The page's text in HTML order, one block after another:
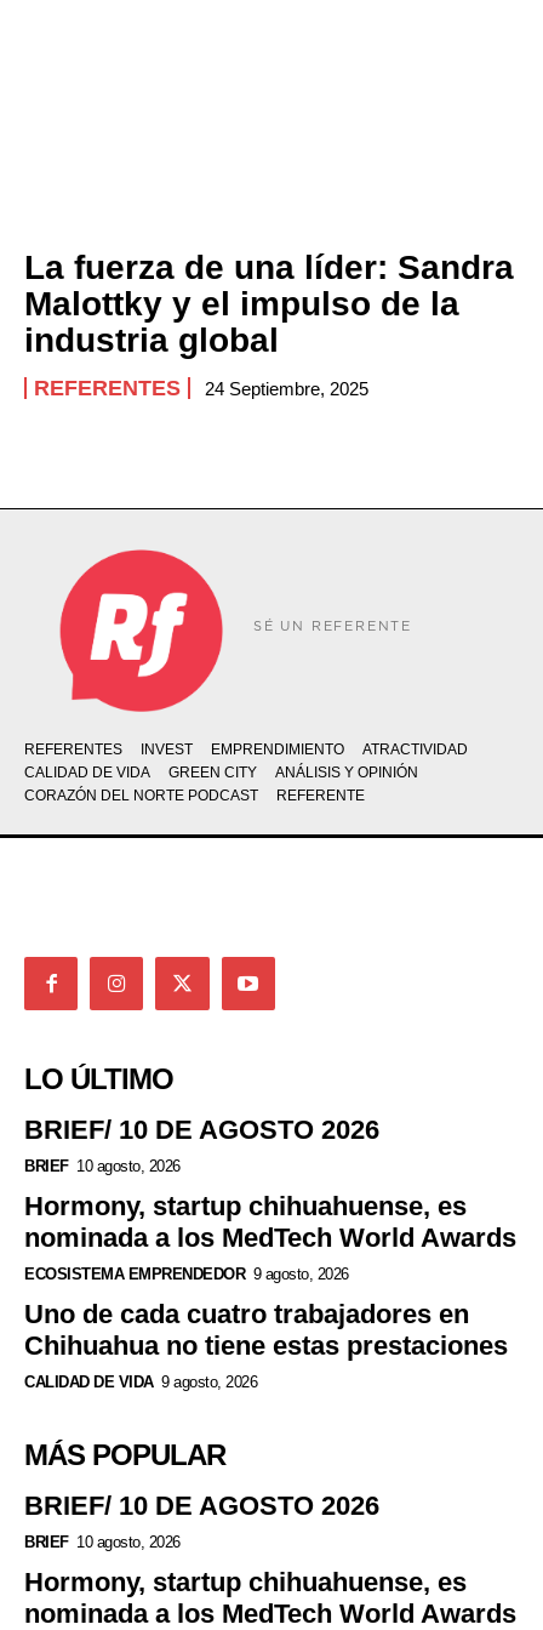
La fuerza de una líder: Sandra
Malottky y el impulso de la
industria global
REFERENTES 24 Septiembre, 2025
SÉ UN REFERENTE
REFERENTES INVEST EMPRENDIMIENTO
ATRACTIVIDAD
CALIDAD DE VIDA
GREEN CITY
ANÁLISIS Y OPINIÓN
CORAZÓN DEL NORTE PODCAST
REFERENTE
LO ÚLTIMO
BRIEF/ 10 DE AGOSTO 2026
BRIEF 10 agosto, 2026
Hormony, startup chihuahuense, es
nominada a los MedTech World Awards
ECOSISTEMA EMPRENDEDOR 9 agosto, 2026
Uno de cada cuatro trabajadores en
Chihuahua no tiene estas prestaciones
CALIDAD DE VIDA 9 agosto, 2026
MÁS POPULAR
BRIEF/ 10 DE AGOSTO 2026
BRIEF 10 agosto, 2026
Hormony, startup chihuahuense, es
nominada a los MedTech World Awards